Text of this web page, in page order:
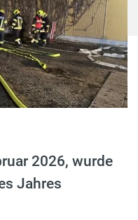
2026, wurde
Jahres